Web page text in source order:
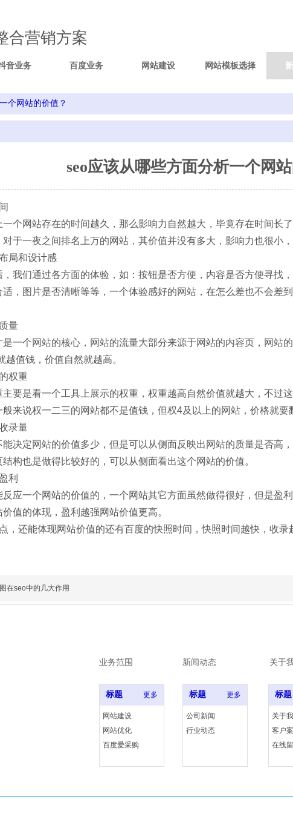
合营销方案
音业务 百度业务 网站建设 网站模板选择
个网站的价值？
seo应该从哪些方面分析一个网
网站存在的时间越久，那么影响力自然越大，毕竟存在时间长
于一夜之间排名上万的网站，其价值并没有多大，影响力也很小
和设计感
们通过各方面的体验，如：按钮是否方便，内容是否方便寻找，
，图片是否清晰等等，一个体验感好的网站，在怎么差也不会差
量
个网站的核心，网站的流量大部分来源于网站的内容页，网站
越值钱，价值自然就越高。
权重
是看一个工具上展示的权重，权重越高自然价值就越大，不过
来说权一二三的网站都不是值钱，但权4及以上的网站，价格就要
录量
定网站的价值多少，但是可以从侧面反映出网站的质量是否高
构也是做得比较好的，可以从侧面看出这个网站的价值。
利
一个网站的价值的，一个网站其它方面虽然做得很好，但是盈
值的体现，盈利越强网站价值更高。
还能体现网站价值的还有百度的快照时间，快照时间越快，收录
在seo中的几大作用
标题 更多
网站建设
网站优化
百度爱采购
标题 更多
公司新闻
行业动态
标题
关于
客户
在线
业务范围 关于
新闻动态